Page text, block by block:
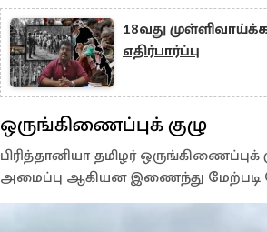
18வது
எதிர்பார்ப்பு
ஒருங்கிணைப்புக் குழு
பிரித்தானியா தமிழர்
அமைப்பு ஆகியன இணைந்து மேற்படி